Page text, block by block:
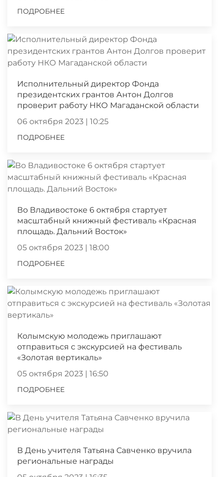
ПОДРОБНЕЕ
Исполнительный директор Фонда
президентских грантов Антон Долгов
проверит работу НКО Магаданской области
06 октября 2023 | 10:25
ПОДРОБНЕЕ
Во Владивостоке 6 октября стартует
масштабный книжный фестиваль «Красная
площадь. Дальний Восток»
05 октября 2023 | 18:00
ПОДРОБНЕЕ
Колымскую молодежь приглашают
отправиться с экскурсией на фестиваль
«Золотая вертикаль»
05 октября 2023 | 16:50
ПОДРОБНЕЕ
В День учителя Татьяна Савченко вручила
региональные награды